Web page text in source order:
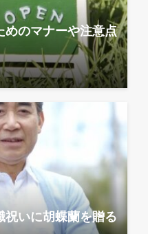
めのマナーや注意点
祝いに胡蝶蘭を贈る